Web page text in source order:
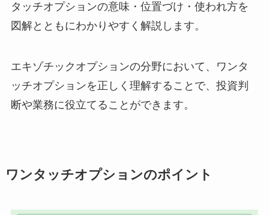
タッチオプションの意味・位置づけ・使われ方を
図解とともにわかりやすく解説します。
エキゾチックオプションの分野において、ワンタ
ッチオプションを正しく理解することで、投資判
断や業務に役立てることができます。
ワンタッチオプションのポイント